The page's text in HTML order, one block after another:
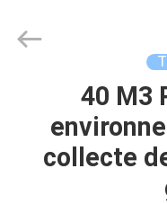
MAISON
GROUP
40 M3
collecte